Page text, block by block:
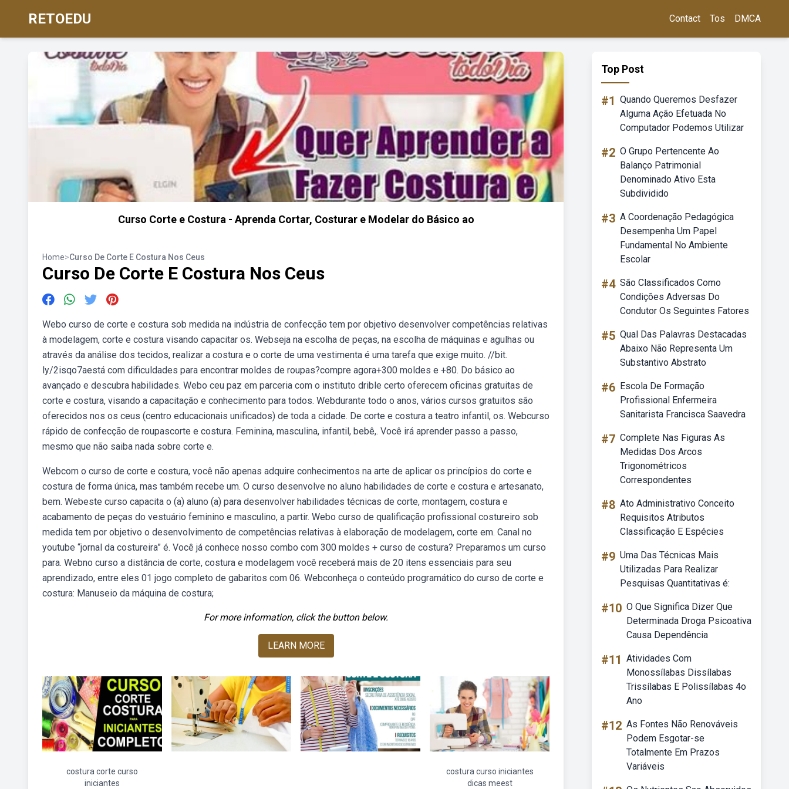
RETOEDU Contact Tos DMCA
Curso Corte e Costura - Aprenda Cortar, Costurar e Modelar do Básico ao
Home>Curso De Corte E Costura Nos Ceus
Curso De Corte E Costura Nos Ceus
Webo curso de corte e costura sob medida na indústria de confecção tem por objetivo desenvolver competências relativas
à modelagem, corte e costura visando capacitar os. Webseja na escolha de peças, na escolha de máquinas e agulhas ou
através da análise dos tecidos, realizar a costura e o corte de uma vestimenta é uma tarefa que exige muito. //bit.
ly/2isqo7aestá com dificuldades para encontrar moldes de roupas?compre agora+300 moldes e +80. Do básico ao
avançado e descubra habilidades. Webo ceu paz em parceria com o instituto drible certo oferecem oficinas gratuitas de
corte e costura, visando a capacitação e conhecimento para todos. Webdurante todo o anos, vários cursos gratuitos são
oferecidos nos os ceus (centro educacionais unificados) de toda a cidade. De corte e costura a teatro infantil, os. Webcurso
rápido de confecção de roupascorte e costura. Feminina, masculina, infantil, bebê,. Você irá aprender passo a passo,
mesmo que não saiba nada sobre corte e.
Webcom o curso de corte e costura, você não apenas adquire conhecimentos na arte de aplicar os princípios do corte e
costura de forma única, mas também recebe um. O curso desenvolve no aluno habilidades de corte e costura e artesanato,
bem. Webeste curso capacita o (a) aluno (a) para desenvolver habilidades técnicas de corte, montagem, costura e
acabamento de peças do vestuário feminino e masculino, a partir. Webo curso de qualificação profissional costureiro sob
medida tem por objetivo o desenvolvimento de competências relativas à elaboração de modelagem, corte em. Canal no
youtube “jornal da costureira” é. Você já conhece nosso combo com 300 moldes + curso de costura? Preparamos um curso
para. Webno curso a distância de corte, costura e modelagem você receberá mais de 20 itens essenciais para seu
aprendizado, entre eles 01 jogo completo de gabaritos com 06. Webconheça o conteúdo programático do curso de corte e
costura: Manuseio da máquina de costura;
For more information, click the button below.
LEARN MORE
costura corte curso
iniciantes
costura curso iniciantes
dicas meest
Top Post
#1 Quando Queremos Desfazer
Alguma Ação Efetuada No
Computador Podemos Utilizar
#2 O Grupo Pertencente Ao
Balanço Patrimonial
Denominado Ativo Esta
Subdividido
#3 A Coordenação Pedagógica
Desempenha Um Papel
Fundamental No Ambiente
Escolar
#4 São Classificados Como
Condições Adversas Do
Condutor Os Seguintes Fatores
#5 Qual Das Palavras Destacadas
Abaixo Não Representa Um
Substantivo Abstrato
#6 Escola De Formação
Profissional Enfermeira
Sanitarista Francisca Saavedra
#7 Complete Nas Figuras As
Medidas Dos Arcos
Trigonométricos
Correspondentes
#8 Ato Administrativo Conceito
Requisitos Atributos
Classificação E Espécies
#9 Uma Das Técnicas Mais
Utilizadas Para Realizar
Pesquisas Quantitativas é:
#10 O Que Significa Dizer Que
Determinada Droga Psicoativa
Causa Dependência
#11 Atividades Com
Monossílabas Dissílabas
Trissílabas E Polissílabas 4o
Ano
#12 As Fontes Não Renováveis
Podem Esgotar-se
Totalmente Em Prazos
Variáveis